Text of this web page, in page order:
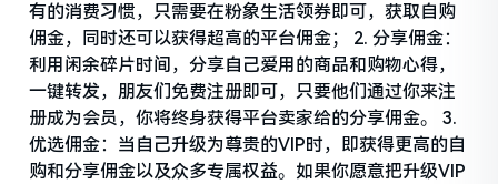
有的消费习惯，只需要在粉象生活领券即可，获取自购
佣金，同时还可以获得超高的平台佣金； 2. 分享佣金：
利用闲余碎片时间，分享自己爱用的商品和购物心得，
一键转发，朋友们免费注册即可，只要他们通过你来注
册成为会员，你将终身获得平台卖家给的分享佣金。 3.
优选佣金：当自己升级为尊贵的VIP时，即获得更高的自
购和分享佣金以及众多专属权益。如果你愿意把升级VIP